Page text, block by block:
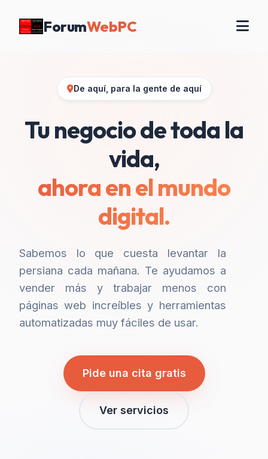
ForumWebPC
De aquí, para la gente de aquí
Tu negocio de toda la
vida,
ahora en el mundo
digital.
Sabemos lo que cuesta levantar la
persiana cada mañana. Te ayudamos a
vender más y trabajar menos con
páginas web increíbles y herramientas
automatizadas muy fáciles de usar.
Pide una cita gratis
Ver servicios